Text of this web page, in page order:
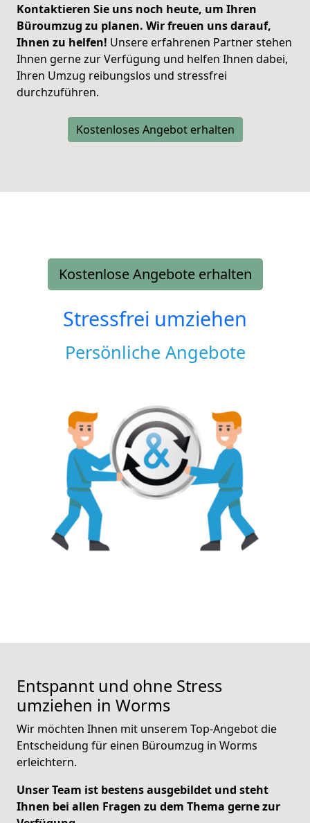
Kontaktieren Sie uns noch heute, um Ihren
Büroumzug zu planen. Wir freuen uns darauf,
Ihnen zu helfen! Unsere erfahrenen Partner stehen
Ihnen gerne zur Verfügung und helfen Ihnen dabei,
Ihren Umzug reibungslos und stressfrei
durchzuführen.
Kostenloses Angebot erhalten
Kostenlose Angebote erhalten
Stressfrei umziehen
Persönliche Angebote
Entspannt und ohne Stress
umziehen in Worms
Wir möchten Ihnen mit unserem Top-Angebot die
Entscheidung für einen Büroumzug in Worms
erleichtern.
UnserTeam ist bestens ausgebildet und steht
Ihnen bei allen Fragen zu dem Thema gerne zur